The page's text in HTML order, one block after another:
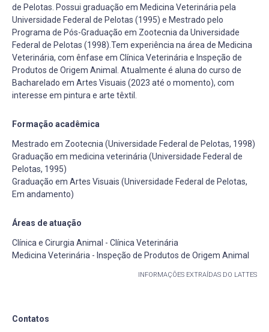
de Pelotas. Possui graduação em Medicina Veterinária pela
Universidade Federal de Pelotas (1995) e Mestrado pelo
Programa de Pós-Graduação em Zootecnia da Universidade
Federal de Pelotas (1998).Tem experiência na área de Medicina
Veterinária, com ênfase em Clínica Veterinária e Inspeção de
Produtos de Origem Animal. Atualmente é aluna do curso de
Bacharelado em Artes Visuais (2023 até o momento), com
interesse em pintura e arte têxtil.
Formação acadêmica
Mestrado em Zootecnia (Universidade Federal de Pelotas, 1998)
Graduação em medicina veterinária (Universidade Federal de
Pelotas, 1995)
Graduação em Artes Visuais (Universidade Federal de Pelotas,
Em andamento)
Áreas de atuação
Clínica e Cirurgia Animal - Clínica Veterinária
Medicina Veterinária - Inspeção de Produtos de Origem Animal
INFORMAÇÕES EXTRAÍDAS DO LATTES
Contatos